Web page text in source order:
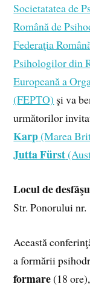
Societatatea de
Română de
Federaţia
Psihologilor din
Europeană a
(FEPTO) şi va
următorilor
Karp(Marea
Jutta Fürst
Locul de
Str. Ponorului
Această
a formării
formare(18